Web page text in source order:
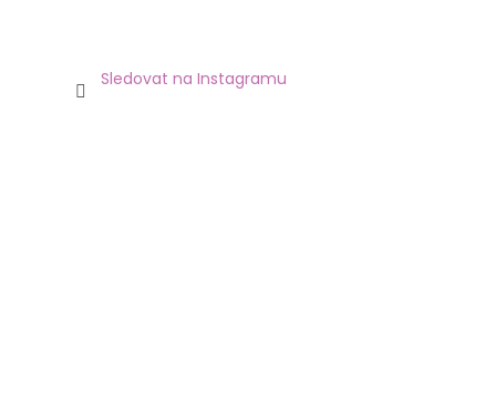
Sledovat na Instagramu